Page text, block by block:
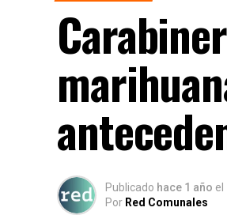
Publicado hace 1 año el
Por Red Comunales